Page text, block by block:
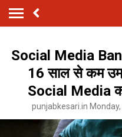
Social Media
16 साल से कम
Social Media
punjabkesari.in